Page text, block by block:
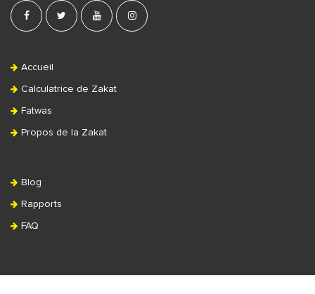
Accueil
Calculatrice de Zakat
Fatwas
Propos de la Zakat
Blog
Rapports
FAQ